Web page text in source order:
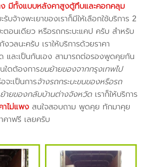
มีทั้งแบบหลังคาสูงตู้ทึบและคอกคลุม
รับจ้างพะเยาของเราก็มีให้เลือกใช้บริการ 2
ตอนเดียว หรือรถกระบะแคป ครับ สำหรับ
งวลนะครับ เราให้บริการด้วยราคา
และเป็นกันเอง สามารถต่อรองพูดคุยกัน
ใดต้องการขนย้ายของจากกรุงเทพไป
ะเป็นการจ้างรถกระบะขนของหรือรถ
ายของกลับบ้านต่างจังหวัด เราก็ให้บริการ
าไม่แพง สนใจสอบถาม พูดคุย ทักมาคุย
คาฟรี เลยครับ